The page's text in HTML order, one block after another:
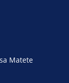
Matete